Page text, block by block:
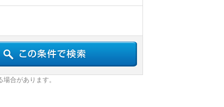
合があります。